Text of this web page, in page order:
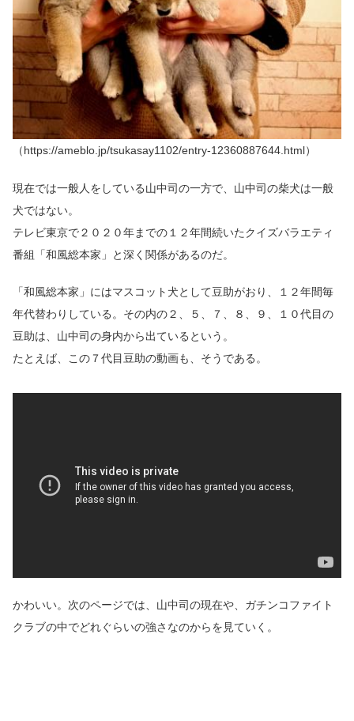
（https://ameblo.jp/tsukasay1102/entry-12360887644.html）
現在では一般人をしている山中司の一方で、山中司の柴犬は一般
犬ではない。
テレビ東京で２０２０年までの１２年間続いたクイズバラエティ
番組「和風総本家」と深く関係があるのだ。
「和風総本家」にはマスコット犬として豆助がおり、１２年間毎
年代替わりしている。その内の２、５、７、８、９、１０代目の
豆助は、山中司の身内から出ているという。
たとえば、この７代目豆助の動画も、そうである。
かわいい。次のページでは、山中司の現在や、ガチンコファイト
クラブの中でどれぐらいの強さなのからを見ていく。